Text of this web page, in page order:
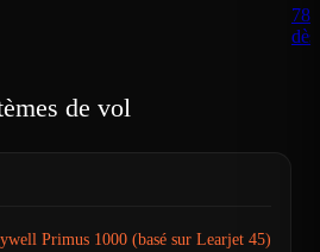
de vol
Primus 1000 (basé sur Learjet 45)